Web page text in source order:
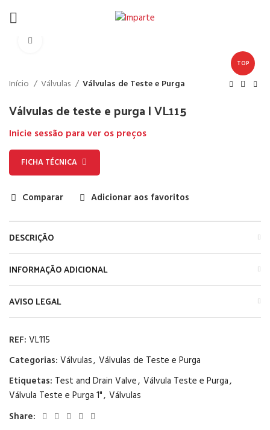
TOP
Início Válvulas Válvulas de Teste e Purga
Válvulas de teste e purga | VL115
Inicie sessão para ver os preços
FICHA TÉCNICA
Comparar Adicionar aos favoritos
DESCRIÇÃO
INFORMAÇÃO ADICIONAL
AVISO LEGAL
REF: VL115
Categorias: Válvulas, Válvulas de Teste e Purga
Etiquetas: Test and Drain Valve, Válvula Teste e Purga,
Válvula Teste e Purga 1", Válvulas
Share: